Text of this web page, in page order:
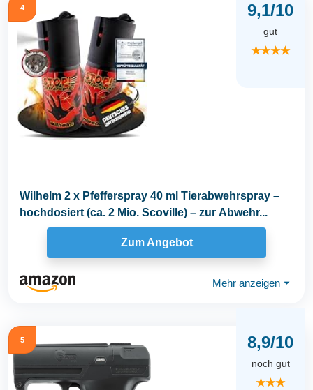
4 9,1/10
gut
★★★★
Wilhelm 2 x Pfefferspray 40 ml Tierabwehrspray –
hochdosiert (ca. 2 Mio. Scoville) – zur Abwehr...
Zum Angebot
Mehr anzeigen ⏷
5 8,9/10
noch gut
★★★